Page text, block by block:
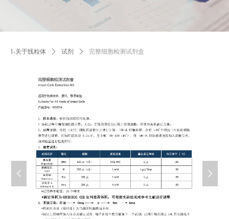
1-关于线粒体 ꄲ 试剂 ꄲ 完整细胞检测试剂盒
넳 넲